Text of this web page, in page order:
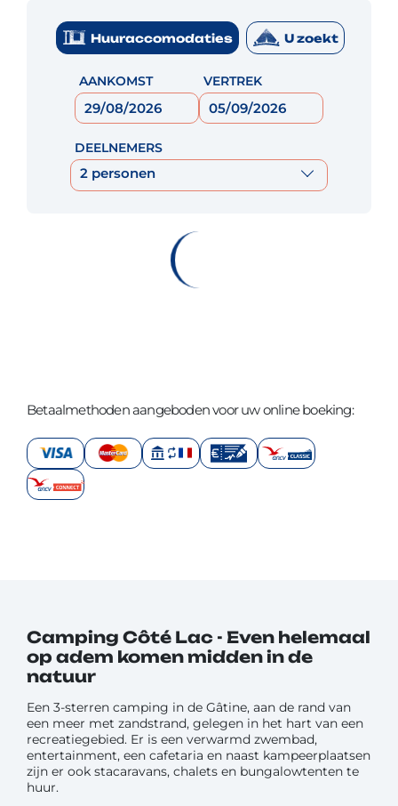
Huuraccomodaties U zoekt
AANKOMST VERTREK
DEELNEMERS
2 personen
Betaalmethoden aangeboden voor uw online boeking:
Camping Côté Lac - Even helemaal
op adem komen midden in de
natuur
Een 3-sterren camping in de Gâtine, aan de rand van
een meer met zandstrand, gelegen in het hart van een
recreatiegebied. Er is een verwarmd zwembad,
entertainment, een cafetaria en naast kampeerplaatsen
zijn er ook stacaravans, chalets en bungalowtenten te
huur.